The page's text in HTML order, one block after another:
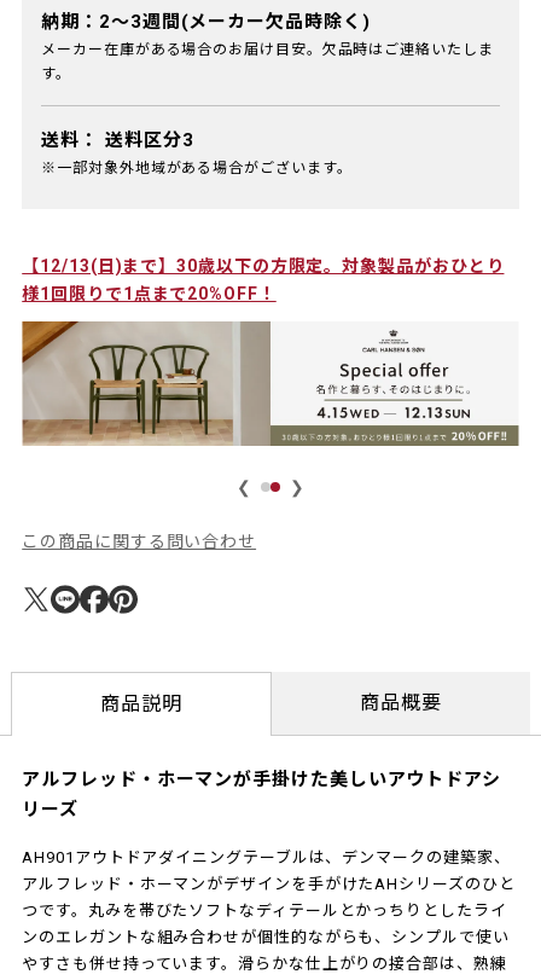
納期：2～3週間(メーカー欠品時除く)
メーカー在庫がある場合のお届け目安。欠品時はご連絡いたしま
す。
送料： 送料区分3
※一部対象外地域がある場合がございます。
【12/13(日)まで】30歳以下の方限定。対象製品がおひとり
様1回限りで1点まで20%OFF！
❮ ❯
この商品に関する問い合わせ
商品説明 商品概要
アルフレッド・ホーマンが手掛けた美しいアウトドアシ
リーズ
AH901アウトドアダイニングテーブルは、デンマークの建築家、
アルフレッド・ホーマンがデザインを手がけたAHシリーズのひと
つです。丸みを帯びたソフトなディテールとかっちりとしたライ
ンのエレガントな組み合わせが個性的ながらも、シンプルで使い
やすさも併せ持っています。滑らかな仕上がりの接合部は、熟練